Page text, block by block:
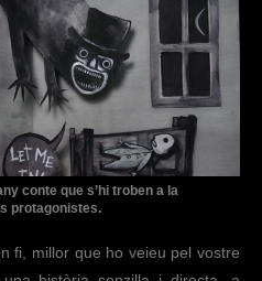
conte que s’hi troben a la
protagonistes.
fi, millor que ho veieu pel vostre